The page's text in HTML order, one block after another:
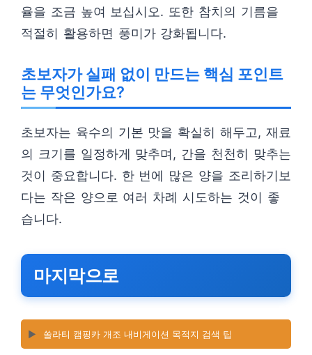
율을 조금 높여 보십시오. 또한 참치의 기름을
적절히 활용하면 풍미가 강화됩니다.
초보자가 실패 없이 만드는 핵심 포인트
는 무엇인가요?
초보자는 육수의 기본 맛을 확실히 해두고, 재료
의 크기를 일정하게 맞추며, 간을 천천히 맞추는
것이 중요합니다. 한 번에 많은 양을 조리하기보
다는 작은 양으로 여러 차례 시도하는 것이 좋
습니다.
마지막으로
▶️ 쏠라티 캠핑카 개조 내비게이션 목적지 검색 팁